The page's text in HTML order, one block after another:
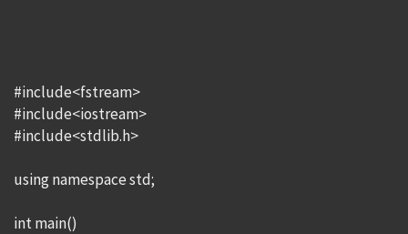
#include<fstream>
#include<iostream>
#include<stdlib.h>
using namespace std;
int main()